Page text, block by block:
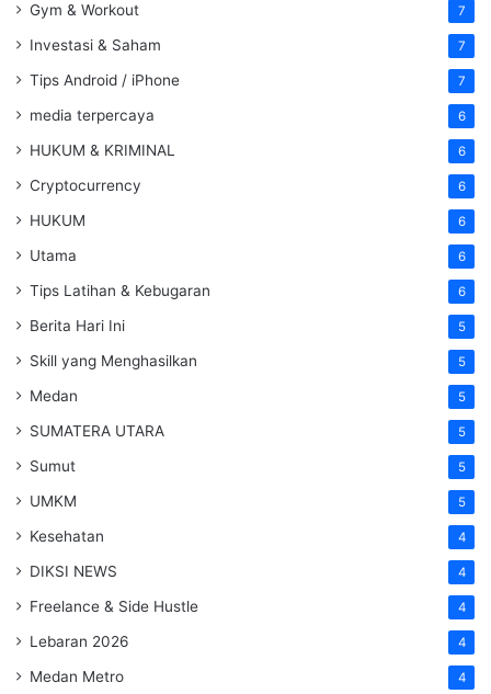
Gym & Workout 7
Investasi & Saham 7
Tips Android / iPhone 7
media terpercaya 6
HUKUM & KRIMINAL 6
Cryptocurrency 6
HUKUM 6
Utama 6
Tips Latihan & Kebugaran 6
Berita Hari Ini 5
Skill yang Menghasilkan 5
Medan 5
SUMATERA UTARA 5
Sumut 5
UMKM 5
Kesehatan 4
DIKSI NEWS 4
Freelance & Side Hustle 4
Lebaran 2026 4
Medan Metro 4